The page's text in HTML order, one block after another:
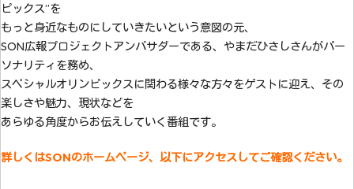
ピックス”を
もっと身近なものにしていきたいという意図の元、
SON広報プロジェクトアンバサダーである、やまだひさしさんがパー
ソナリティを務め、
スペシャルオリンピックスに関わる様々な方々をゲストに迎え、その
楽しさや魅力、現状などを
あらゆる角度からお伝えしていく番組です。
詳しくはSONのホームページ、以下にアクセスしてご確認ください。